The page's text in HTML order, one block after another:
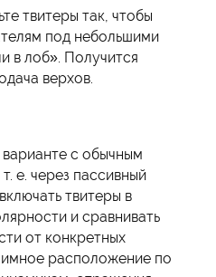
твитеры так, чтобы
под небольшими
в лоб». Получится
верхов.
с обычным
е. через пассивный
твитеры в
и сравнивать
от конкретных
расположение по